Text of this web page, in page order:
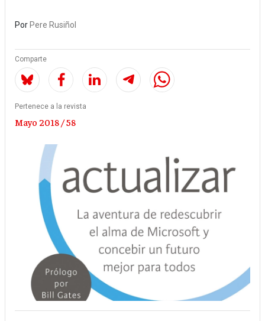
Por Pere Rusiñol
Comparte
Pertenece a la revista
Mayo 2018 / 58